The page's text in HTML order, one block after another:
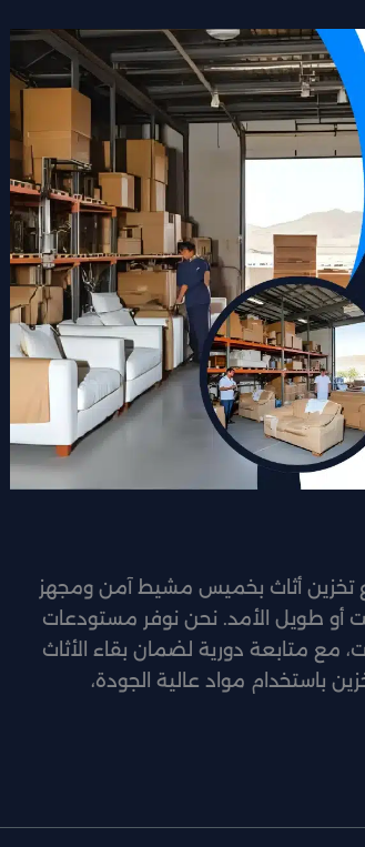
تخزين أثاث بخميس مشيط آمن ومجهز
أو طويل الأمد. نحن نوفر مستودعات
مع متابعة دورية لضمان بقاء الأثاث
باستخدام مواد عالية الجودة،